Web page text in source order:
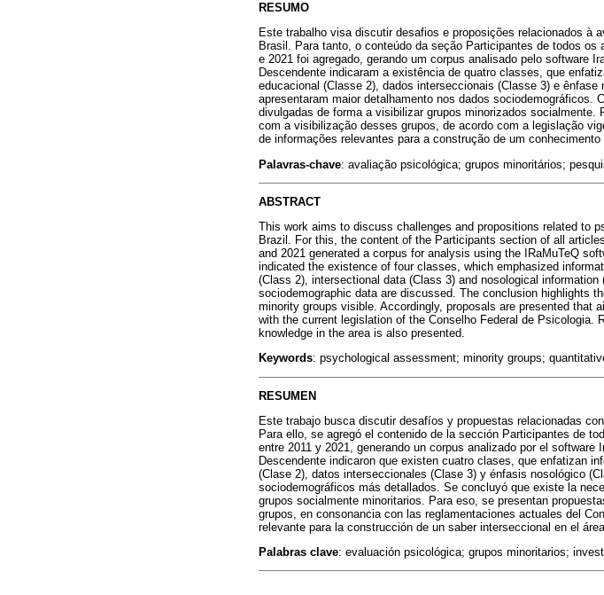
RESUMO
Este trabalho visa discutir desafios e proposições relacionados à
Brasil. Para tanto, o conteúdo da seção Participantes de todos
e 2021 foi agregado, gerando um corpus analisado pelo software
Descendente indicaram a existência de quatro classes, que
educacional (Classe 2), dados interseccionais (Classe 3) e
apresentaram maior detalhamento nos dados
divulgadas de forma a visibilizar grupos minorizados
com a visibilização desses grupos, de acordo com a legislação
de informações relevantes para a construção de um
Palavras-chave: avaliação psicológica; grupos minoritários;
ABSTRACT
This work aims to discuss challenges and propositions related to
Brazil. For this, the content of the Participants section of all
and 2021 generated a corpus for analysis using the IRaMuTeQ
indicated the existence of four classes, which emphasized
(Class 2), intersectional data (Class 3) and nosological
sociodemographic data are discussed. The conclusion highlights
minority groups visible. Accordingly, proposals are presented
with the current legislation of the Conselho Federal de Psicologia.
knowledge in the area is also presented.
Keywords: psychological assessment; minority groups;
RESUMEN
Este trabajo busca discutir desafíos y propuestas relacionadas
Para ello, se agregó el contenido de la sección Participantes de
entre 2011 y 2021, generando un corpus analizado por el
Descendente indicaron que existen cuatro clases, que enfatizan
(Clase 2), datos interseccionales (Clase 3) y énfasis nosológico
sociodemográficos más detallados. Se concluyó que existe la
grupos socialmente minoritarios. Para eso, se presentan
grupos, en consonancia con las reglamentaciones actuales del
relevante para la construcción de un saber interseccional en el
Palabras clave: evaluación psicológica; grupos minoritarios;